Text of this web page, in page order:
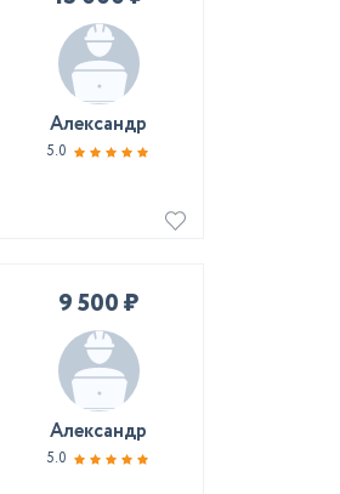
Александр
5.0
9 500 ₽
Александр
5.0